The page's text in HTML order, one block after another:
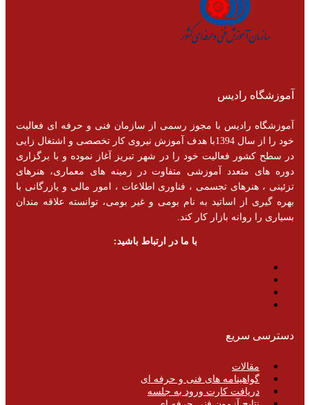
آموزشگاه رادیس
آموزشگاه رادیس با مجوز رسمی از سازمان فنی و حرفه ای فعالیت
خود را از سال 1394با هدف آموزش نیروی کار تخصصی و اشتغال زایی
در سطح کشور فعالیت خود را در شهر تبریز آغاز نموده و با برگزاری
دوره های متعدد آموزشی متفاوت در زمینه های معماری، هنرهای
تزئینی ، هنرهای تجسمی ، فناوری اطلاعات ، امور مالی و یازرگانی با
بهره گیری از اساتید به نام بومی و غیر بومی، توانسته علاقه مندان
بسیاری را روانه بازار کار کند.
با ما در ارتباط باشید:
دسترسی سریع
مقالات
گواهینامه های فنی و حرفه ای
دریافت کارت ورود به جلسه